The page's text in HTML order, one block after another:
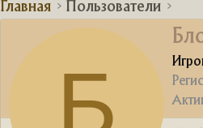
Главная Пользователи
Б